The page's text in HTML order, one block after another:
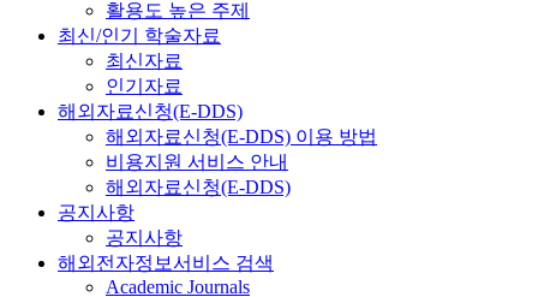
활용도 높은 주제
최신/인기 학술자료
최신자료
인기자료
해외자료신청(E-DDS)
해외자료신청(E-DDS) 이용 방법
비용지원 서비스 안내
해외자료신청(E-DDS)
공지사항
공지사항
해외전자정보서비스 검색
Academic Journals